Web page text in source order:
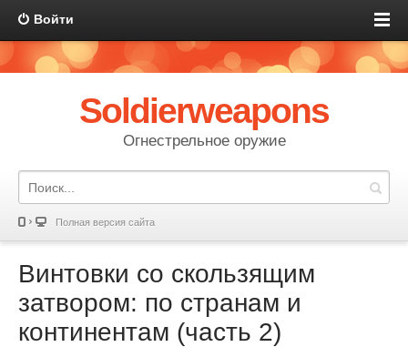
Войти
Soldierweapons
Огнестрельное оружие
Полная версия сайта
Винтовки со скользящим
затвором: по странам и
континентам (часть 2)